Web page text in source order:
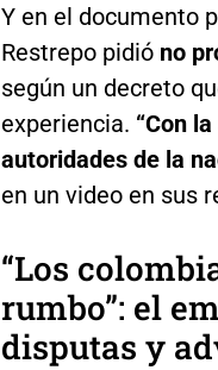
Y en el documento
Restrepo pidió no
según un decreto
experiencia. “Con
autoridades de la
en un video en sus
“Los
rumbo”: el
disputas y